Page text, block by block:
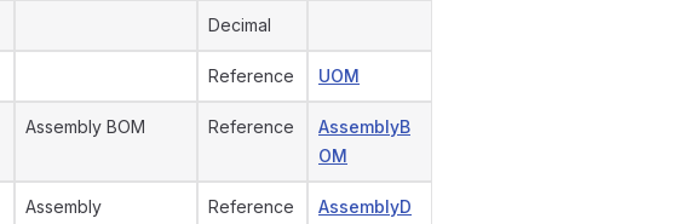
Decimal
Reference UOM
Assembly BOM Reference
AssemblyB
OM
Assembly
Reference
AssemblyD